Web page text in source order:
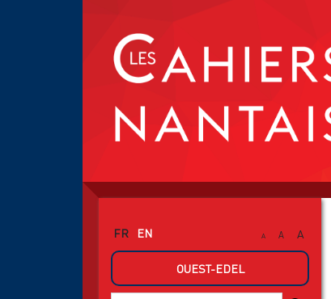
FR EN A A A
OUEST-EDEL